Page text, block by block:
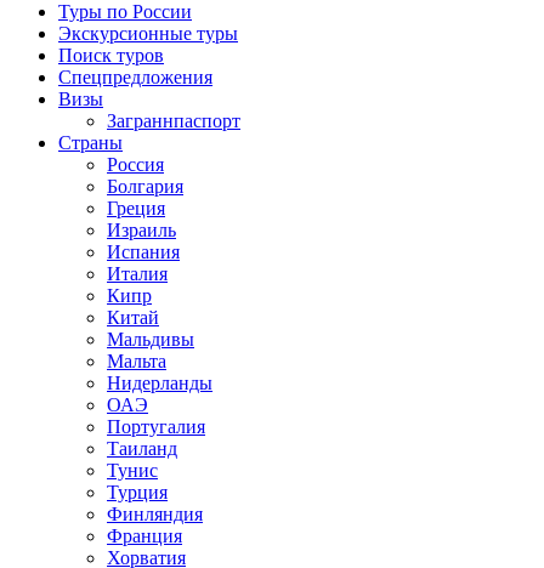
Туры по России
Экскурсионные туры
Поиск туров
Спецпредложения
Визы
Заграннпаспорт
Страны
Россия
Болгария
Греция
Израиль
Испания
Италия
Кипр
Китай
Мальдивы
Мальта
Нидерланды
ОАЭ
Португалия
Таиланд
Тунис
Турция
Финляндия
Франция
Хорватия